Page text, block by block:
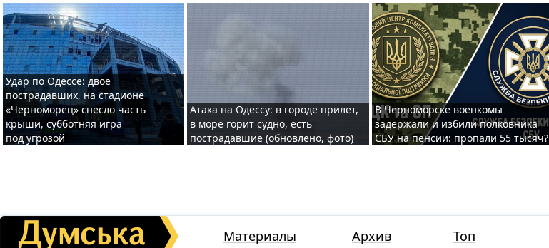
Удар по Одессе: двое
пострадавших, на стадионе
«Черноморец» снесло часть
крыши, субботняя игра
под угрозой
Атака на Одессу: в городе прилет,
в море горит судно, есть
пострадавшие (обновлено, фото)
В Черноморске военкомы
задержали и избили полковника
СБУ на пенсии: пропали 55 тысяч?
Материалы Архив Топ